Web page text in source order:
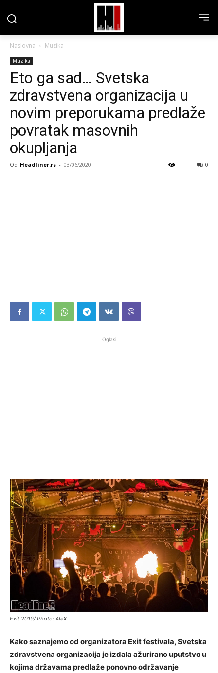
Naslovna Muzika
Muzika
Eto ga sad… Svetska
zdravstvena organizacija u
novim preporukama predlaže
povratak masovnih
okupljanja
Od Headliner.rs - 03/06/2020 0
Oglasi
Exit 2019/ Photo: AleX
Kako saznajemo od organizatora Exit festivala, Svetska
zdravstvena organizacija je izdala ažurirano uputstvo u
kojima državama predlaže ponovno održavanje